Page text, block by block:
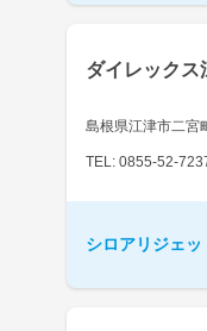
ダイレックス
島根県江津市二宮
TEL: 0855-52-
シロアリジェ